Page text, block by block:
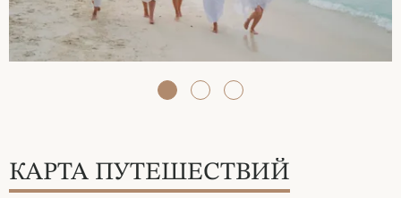
КАРТА ПУТЕШЕСТВИЙ